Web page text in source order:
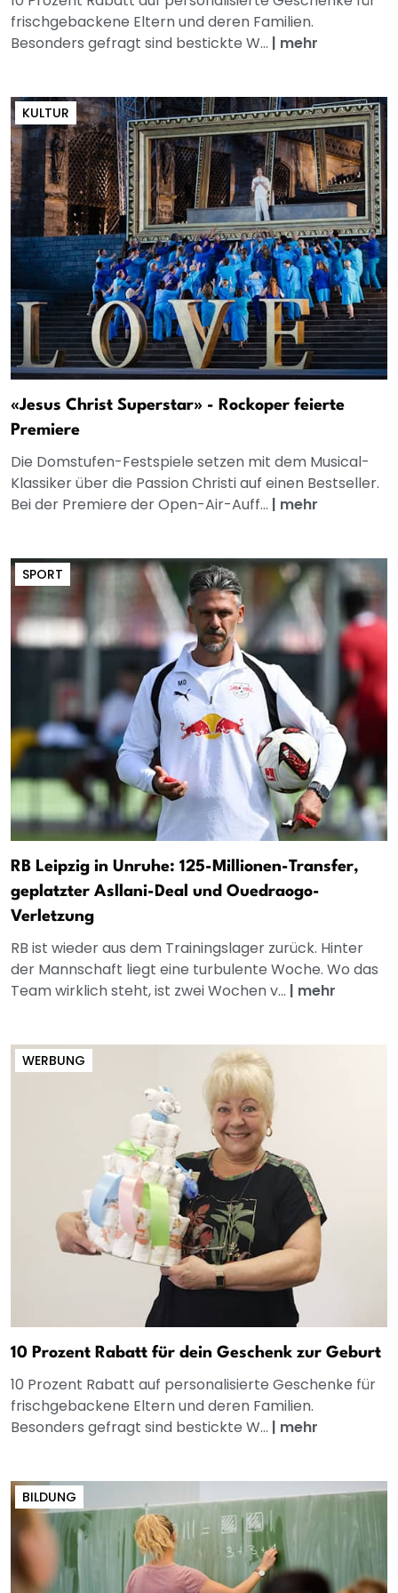
frischgebackene Eltern und deren Familien.
Besonders gefragt sind bestickte W... | mehr
KULTUR
«Jesus Christ Superstar» - Rockoper feierte
Premiere
Die Domstufen-Festspiele setzen mit dem Musical-
Klassiker über die Passion Christi auf einen Bestseller.
Bei der Premiere der Open-Air-Auff... | mehr
SPORT
RB Leipzig in Unruhe: 125-Millionen-Transfer,
geplatzter Asllani-Deal und Ouedraogo-
Verletzung
RB ist wieder aus dem Trainingslager zurück. Hinter
der Mannschaft liegt eine turbulente Woche. Wo das
Team wirklich steht, ist zwei Wochen v... | mehr
WERBUNG
10 Prozent Rabatt für dein Geschenk zur Geburt
10 Prozent Rabatt auf personalisierte Geschenke für
frischgebackene Eltern und deren Familien.
Besonders gefragt sind bestickte W... | mehr
BILDUNG